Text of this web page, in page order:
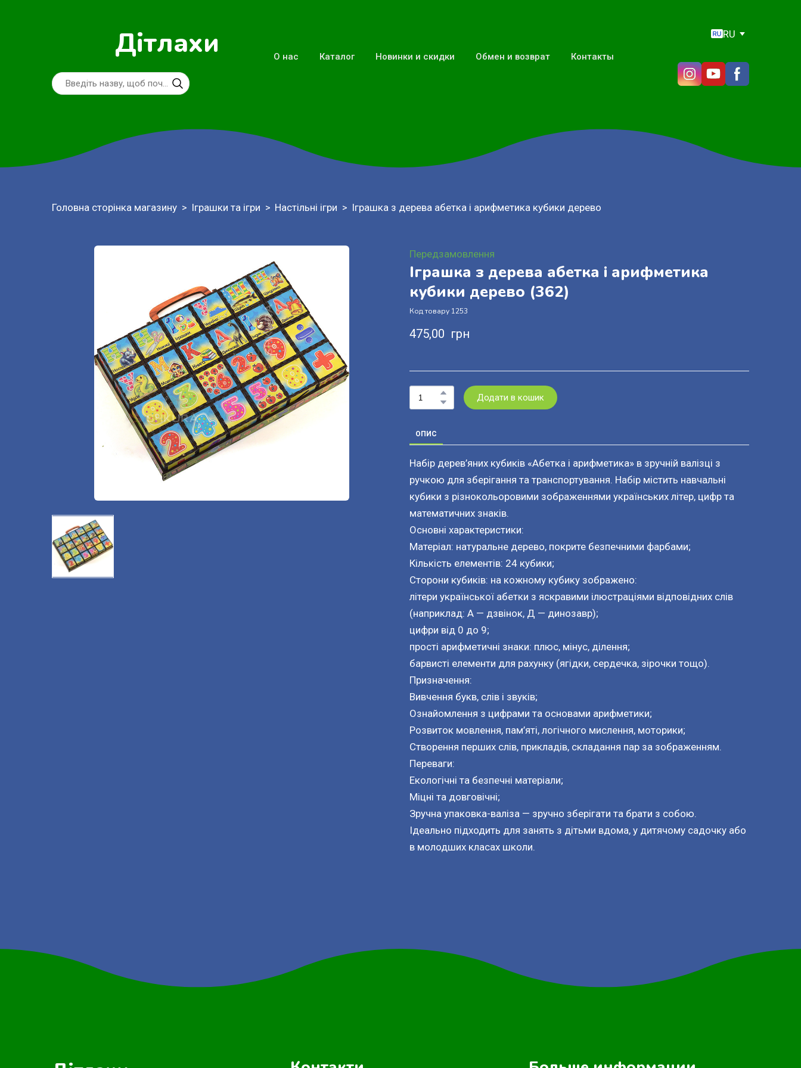
Дітлахи О нас Каталог Новинки и скидки Обмен и возврат Контакты
RU
Головна сторінка магазину Іграшки та ігри Настільні ігри Іграшка з дерева абетка і арифметика кубики дерево
Передзамовлення
Іграшка з дерева абетка і арифметика
кубики дерево (362)
Код товару 1253
475,00  грн
Додати в кошик
ОПИС
Набір дерев’яних кубиків «Абетка і арифметика» в зручній валізці з
ручкою для зберігання та транспортування. Набір містить навчальні
кубики з різнокольоровими зображеннями українських літер, цифр та
математичних знаків.
Основні характеристики:
Матеріал: натуральне дерево, покрите безпечними фарбами;
Кількість елементів: 24 кубики;
Сторони кубиків: на кожному кубику зображено:
літери української абетки з яскравими ілюстраціями відповідних слів
(наприклад: А — дзвінок, Д — динозавр);
цифри від 0 до 9;
прості арифметичні знаки: плюс, мінус, ділення;
барвисті елементи для рахунку (ягідки, сердечка, зірочки тощо).
Призначення:
Вивчення букв, слів і звуків;
Ознайомлення з цифрами та основами арифметики;
Розвиток мовлення, пам’яті, логічного мислення, моторики;
Створення перших слів, прикладів, складання пар за зображенням.
Переваги:
Екологічні та безпечні матеріали;
Міцні та довговічні;
Зручна упаковка-валіза — зручно зберігати та брати з собою.
Ідеально підходить для занять з дітьми вдома, у дитячому садочку або
в молодших класах школи.